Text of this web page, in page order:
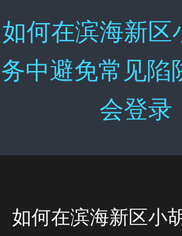
如何在滨海新区
务中避免常见陷
会登录
如何在滨海新区小